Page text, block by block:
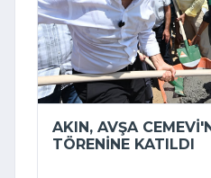
AKIN, AVŞA
TÖRENINE KATILDI